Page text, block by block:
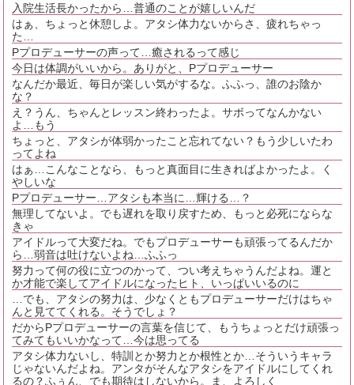
入院生活長かったから…普通のことが嬉しいんだ
はぁ、ちょっと休憩しよ。アタシ体力ないからさ、疲れちゃっ
た…
Pプロデューサーの声って…癒されるって感じ
今日は体調がいいから。ありがと、Pプロデューサー
なんだか最近、毎日が楽しい気がするな。ふふっ、誰のお陰か
な？
え？うん、ちゃんとレッスン終わったよ。サボってなんかない
よ…もう
ちょっと、アタシが体弱かったこと忘れてない？もう少しいたわ
ってよね
はぁ…こんなことなら、もっと真面目に生きればよかったよ。く
やしいな
Pプロデューサー…アタシも本当に…輝ける…？
無理してないよ。でも遅れを取り戻すため、もっと必死にならな
きゃ
アイドルって大変だね。でもプロデューサーも頑張ってるんだか
ら…弱音は吐けないよね…ふふっ
努力って何の役に立つのかって、つい考えちゃうんだよね。運と
か才能で楽してアイドルになったヒト、いっぱいいるのに
…でも、アタシの努力は、少なくともプロデューサーだけはちゃ
んと見ててくれる。そうでしょ？
だからPプロデューサーの言葉を信じて、もうちょっとだけ頑張っ
てみてもいいかなって…今は思ってる
アタシ体力ないし、特訓とか努力とか根性とか…そういうキャラ
じゃないんだよね。アンタがそんなアタシをアイドルにしてくれ
るの？ふぅん、でも期待はしないから。ま、よろしく